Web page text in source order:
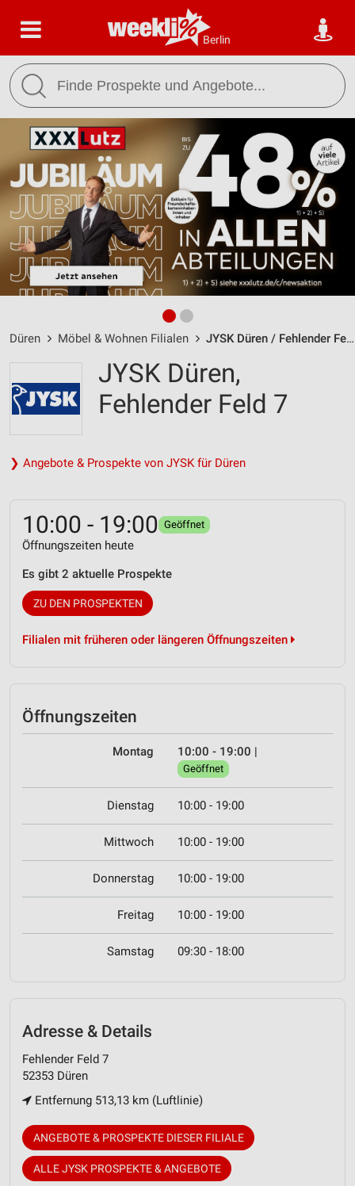
Berlin
Düren Möbel & Wohnen Filialen JYSK Düren / Fehlender Feld 7 - Öffnungszeiten & Adresse
JYSK Düren,
Fehlender Feld 7
❯ Angebote & Prospekte von JYSK für Düren
10:00 - 19:00 Geöffnet
Öffnungszeiten heute
Es gibt 2 aktuelle Prospekte
ZU DEN PROSPEKTEN
Filialen mit früheren oder längeren Öffnungszeiten
Öffnungszeiten
Montag 10:00 - 19:00 |
Geöffnet
Dienstag 10:00 - 19:00
Mittwoch 10:00 - 19:00
Donnerstag 10:00 - 19:00
Freitag 10:00 - 19:00
Samstag 09:30 - 18:00
Adresse & Details
Fehlender Feld 7
52353 Düren
Entfernung 513,13 km (Luftlinie)
ANGEBOTE & PROSPEKTE DIESER FILIALE
ALLE JYSK PROSPEKTE & ANGEBOTE